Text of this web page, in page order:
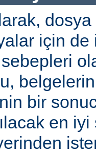
için de
bir
en